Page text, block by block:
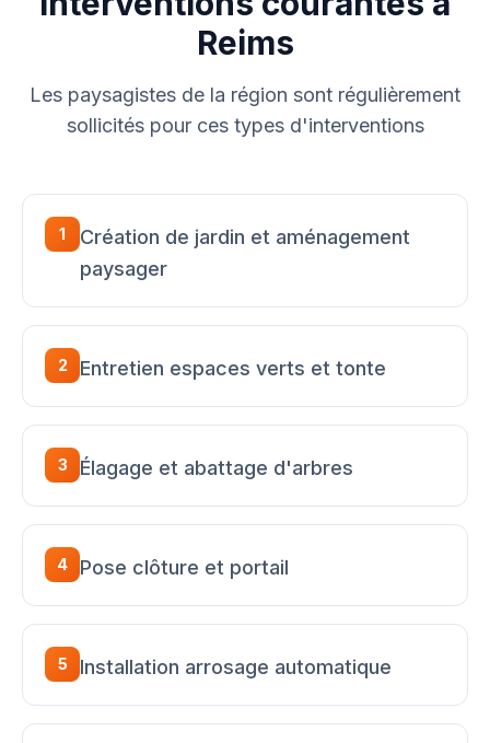
Reims
Les paysagistes de la région sont régulièrement
sollicités pour ces types d'interventions
1
Création de jardin et aménagement
paysager
2 Entretien espaces verts et tonte
3 Élagage et abattage d'arbres
4 Pose clôture et portail
5 Installation arrosage automatique